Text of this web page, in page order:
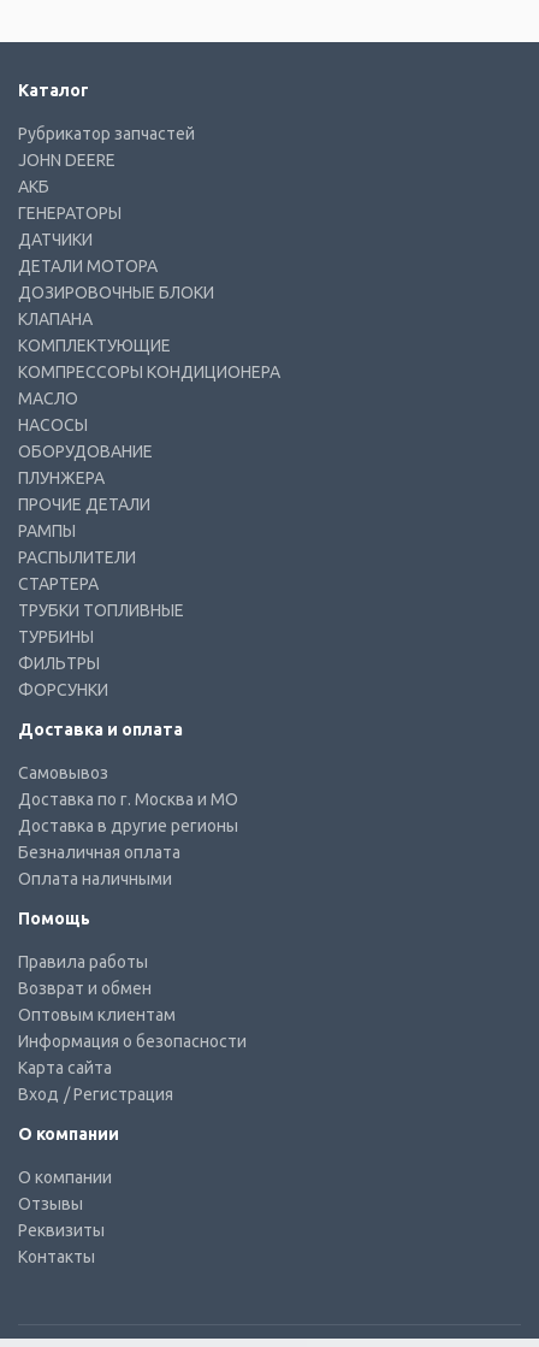
Каталог
Рубрикатор запчастей
JOHN DEERE
АКБ
ГЕНЕРАТОРЫ
ДАТЧИКИ
ДЕТАЛИ МОТОРА
ДОЗИРОВОЧНЫЕ БЛОКИ
КЛАПАНА
КОМПЛЕКТУЮЩИЕ
КОМПРЕССОРЫ КОНДИЦИОНЕРА
МАСЛО
НАСОСЫ
ОБОРУДОВАНИЕ
ПЛУНЖЕРА
ПРОЧИЕ ДЕТАЛИ
РАМПЫ
РАСПЫЛИТЕЛИ
СТАРТЕРА
ТРУБКИ ТОПЛИВНЫЕ
ТУРБИНЫ
ФИЛЬТРЫ
ФОРСУНКИ
Доставка и оплата
Самовывоз
Доставка по г. Москва и МО
Доставка в другие регионы
Безналичная оплата
Оплата наличными
Помощь
Правила работы
Возврат и обмен
Оптовым клиентам
Информация о безопасности
Карта сайта
Вход / Регистрация
О компании
О компании
Отзывы
Реквизиты
Контакты